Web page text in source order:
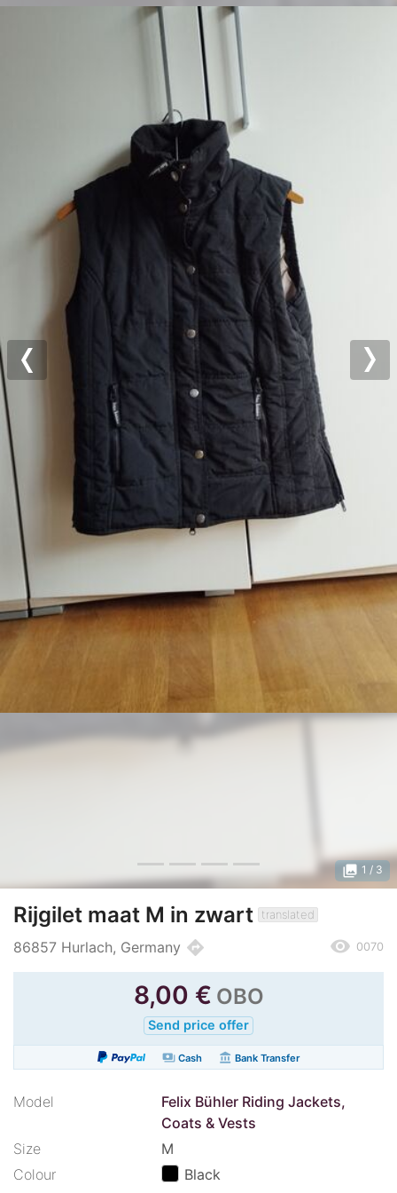
Previous
photo_library 1 / 3
Rijgilet maat M in zwart translated
86857 Hurlach, Germany directions remove_red_eye 0070
8,00 € OBO
Send price offer
paymentsCash account_balance Bank Transfer
Model
Felix Bühler Riding Jackets,
Coats & Vests
Size
M
Colour
Black